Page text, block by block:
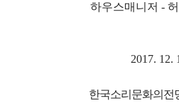
하우스매니저 -
2017. 12.
한국소리문화의전